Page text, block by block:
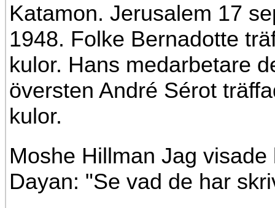
Katamon. Jerusalem 17
1948. Folke Bernadotte
kulor. Hans medarbetare
översten André Sérot
kulor.
Moshe Hillman Jag visade
Dayan: "Se vad de har